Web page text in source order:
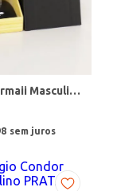
Relógio Mormaii Masculino PRETO